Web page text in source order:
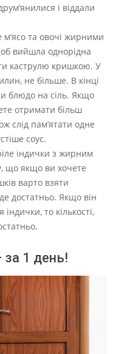
і віддали
та овочі жирними
вийшла однорідна
каструлю кришкою. У
не більше. В кінці
блюдо на сіль. Якщо
отримати більш
слід пам’ятати одне
соус.
індички з жирним
що якщо ви хочете
варто взяти
достатньо. Якщо він
то кількості,
1 день!